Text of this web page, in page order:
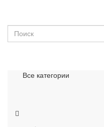
Все категории